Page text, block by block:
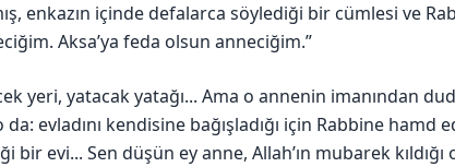
enkazın içinde defalarca söylediği bir cümlesi ve
Aksa’ya feda olsun anneciğim.”
yeri, yatacak yatağı... Ama o annenin imanından
evladını kendisine bağışladığı için Rabbine hamd
evi... Sen düşün ey anne, Allah’ın mubarek kıldığı